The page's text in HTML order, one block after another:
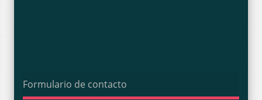
Formulario de contacto